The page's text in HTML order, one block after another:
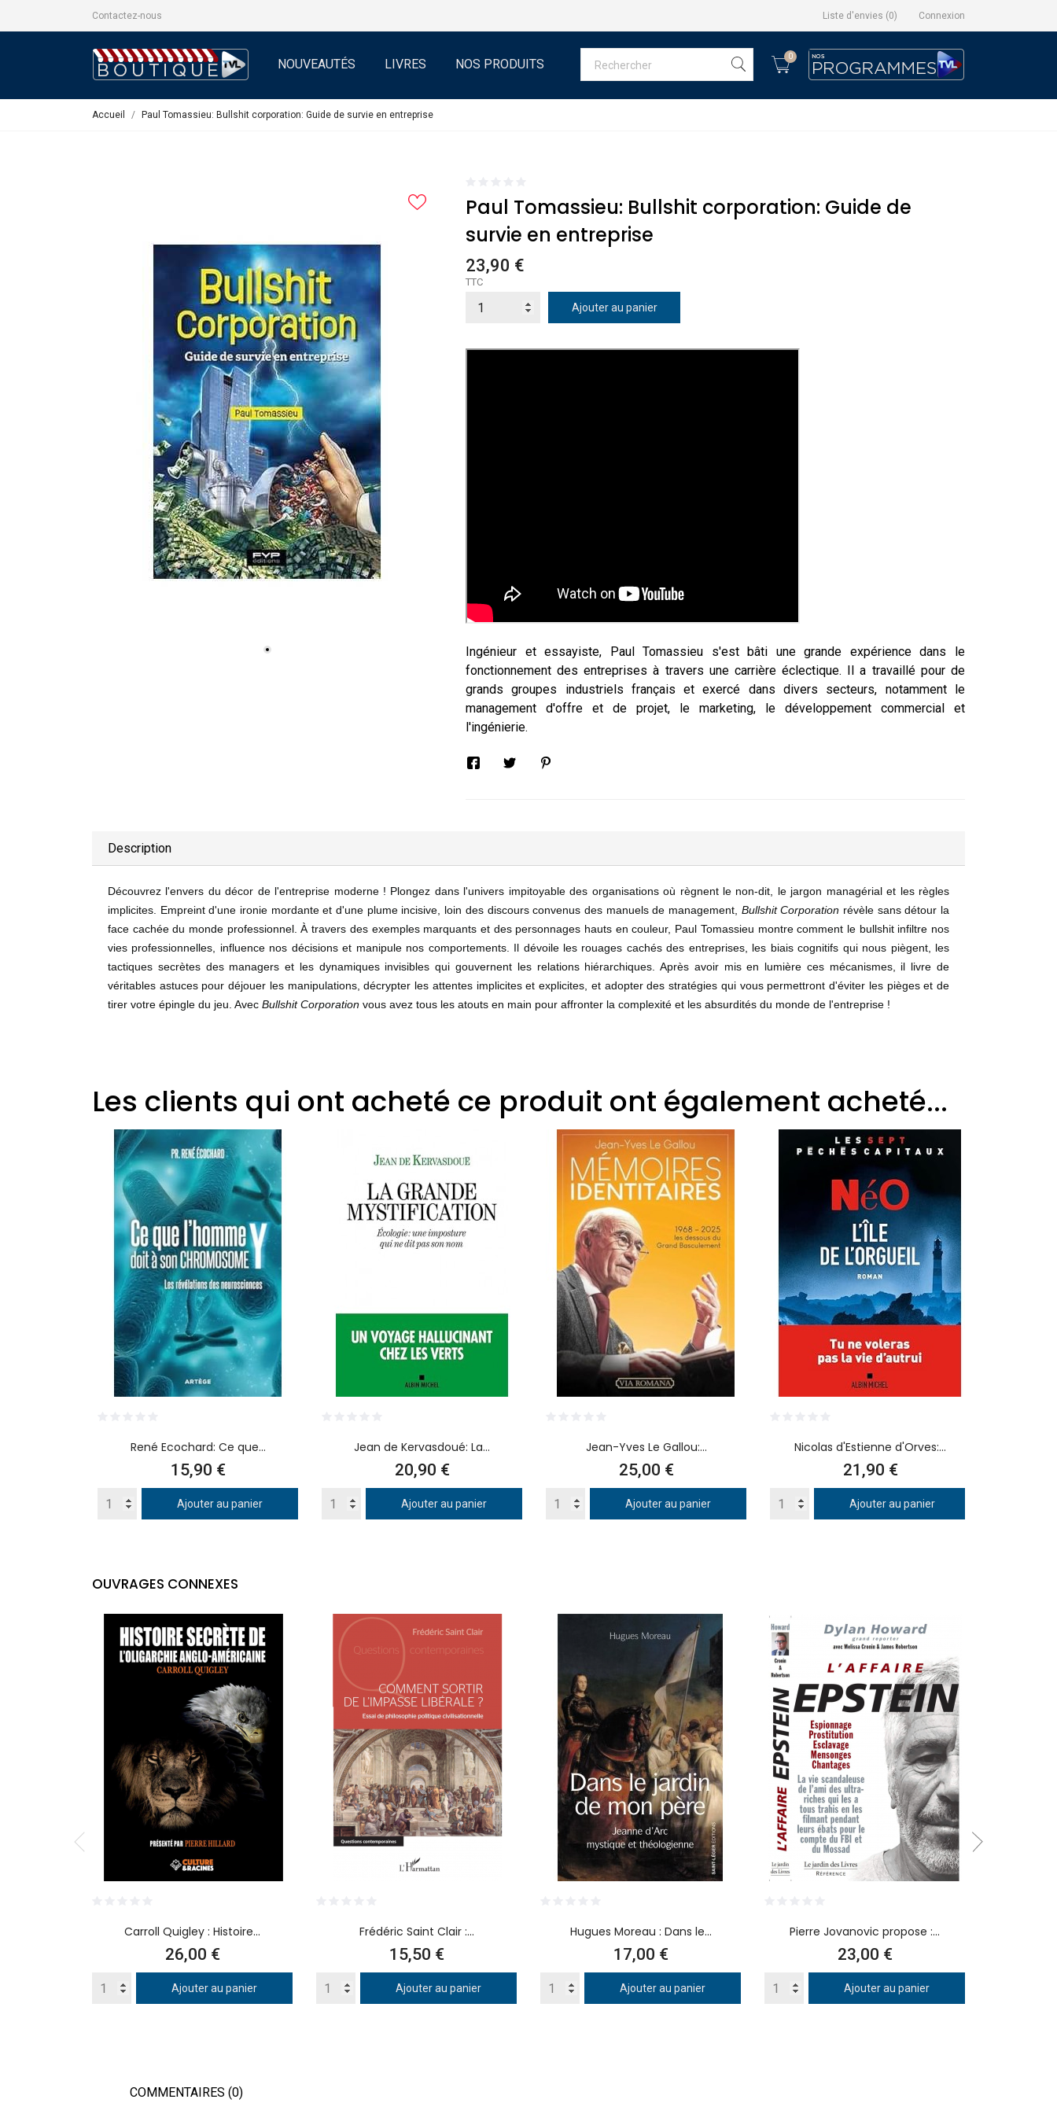
Contactez-nous Liste d'envies (0) Connexion
NOUVEAUTÉS LIVRES NOS PRODUITS 0
Accueil Paul Tomassieu: Bullshit corporation: Guide de survie en entreprise
Paul Tomassieu: Bullshit corporation: Guide de
survie en entreprise
23,90 €
TTC
Ajouter au panier
Ingénieur et essayiste, Paul Tomassieu s'est bâti une grande expérience dans le
fonctionnement des entreprises à travers une carrière éclectique. Il a travaillé pour de
grands groupes industriels français et exercé dans divers secteurs, notamment le
management d'offre et de projet, le marketing, le développement commercial et
l'ingénierie.
Description
Découvrez l'envers du décor de l'entreprise moderne ! Plongez dans l'univers impitoyable des organisations où règnent le non-dit, le jargon managérial et les règles
implicites. Empreint d'une ironie mordante et d'une plume incisive, loin des discours convenus des manuels de management, Bullshit Corporation révèle sans détour la
face cachée du monde professionnel. À travers des exemples marquants et des personnages hauts en couleur, Paul Tomassieu montre comment le bullshit infiltre nos
vies professionnelles, influence nos décisions et manipule nos comportements. Il dévoile les rouages cachés des entreprises, les biais cognitifs qui nous piègent, les
tactiques secrètes des managers et les dynamiques invisibles qui gouvernent les relations hiérarchiques. Après avoir mis en lumière ces mécanismes, il livre de
véritables astuces pour déjouer les manipulations, décrypter les attentes implicites et explicites, et adopter des stratégies qui vous permettront d'éviter les pièges et de
tirer votre épingle du jeu. Avec Bullshit Corporation vous avez tous les atouts en main pour affronter la complexité et les absurdités du monde de l'entreprise !
Les clients qui ont acheté ce produit ont également acheté...
René Ecochard: Ce que...
Prix
15,90 €
Ajouter au panier
Jean de Kervasdoué: La...
Prix
20,90 €
Ajouter au panier
Jean-Yves Le Gallou:...
Prix
25,00 €
Ajouter au panier
Nicolas d'Estienne d'Orves:...
Prix
21,90 €
Ajouter au panier
OUVRAGES CONNEXES
Carroll Quigley : Histoire...
Prix
26,00 €
Ajouter au panier
Frédéric Saint Clair :...
Prix
15,50 €
Ajouter au panier
Hugues Moreau : Dans le...
Prix
17,00 €
Ajouter au panier
Pierre Jovanovic propose :...
Prix
23,00 €
Ajouter au panier
COMMENTAIRES (0)